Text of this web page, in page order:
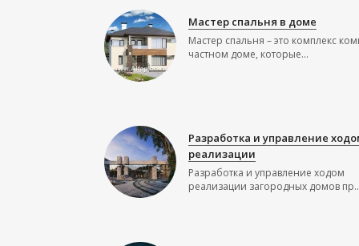
Мастер спальня в доме
Мастер спальня – это комплекс
частном доме, которые...
Разработка и управление
реализации
Разработка и управление ходом
реализации загородных домов